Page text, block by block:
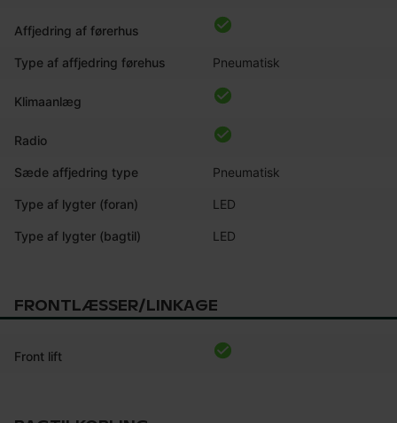
Affjedring af førerhus
Type af affjedring førehus Pneumatisk
Klimaanlæg
Radio
Sæde affjedring type Pneumatisk
Type af lygter (foran) LED
Type af lygter (bagtil) LED
FRONTLÆSSER/LINKAGE
Front lift